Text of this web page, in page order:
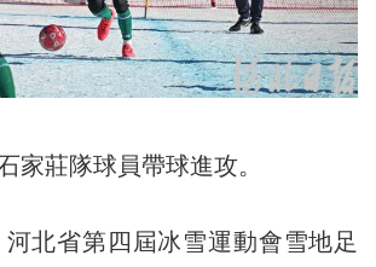
家莊隊球員帶球進攻。
省第四屆冰雪運動會雪地足